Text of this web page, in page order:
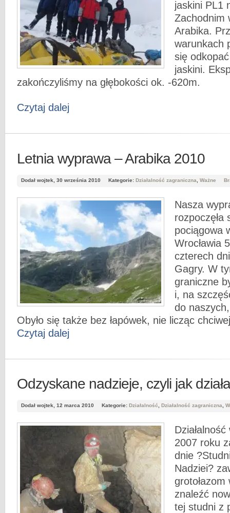
jaskini PL1
Zachodnim
Arabika.
warunkach
się
jaskini.
zakończyliśmy na głębokości ok. -620m.
Czytaj dalej
Letnia wyprawa – Arabika 2010
Dodał wojtek, 30 września 2010 Kategorie: Działalność zagraniczna Ważne
Nasza
rozpoczęła
pociągowa
Wrocławia
czterech
Gagry. W
graniczne
i, na
do
Obyło się także bez łapówek, nie licząc
Czytaj dalej
Odzyskane nadzieje, czyli jak
Dodał wojtek, 12 marca 2010 Kategorie: Działalność Działalność zagraniczna
2007 roku
dnie
Nadziei?
grotołazom
znaleźć
tej studni z